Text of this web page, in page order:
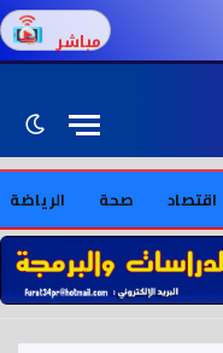
مباشر
اقتصاد صحة الرياضة